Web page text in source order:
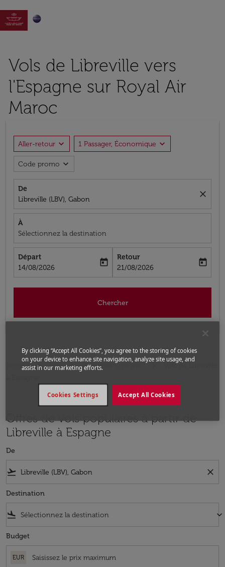

Vols de Libreville vers
l'Espagne sur Royal Air
Maroc
Aller-retour expand_more 1 Passager, Économique expand_more
Code promo expand_more
De
Libreville (LBV), Gabon
close
À
Sélectionnez la destination
Départ
fc-booking-departure-date-aria-label
14/08/2026
today
Retour
fc-booking-return-date-aria-label
21/08/2026
today
Chercher
Accueil Vols Vols pour Espagne
Vols de Libreville
Offres de vols populaires à partir de
Libreville à Espagne
De
flight_takeoff close
Destination
flight_land keyboard_arrow_down
Budget
EUR
By clicking “Accept All Cookies”, you agree to the storing of cookies
on your device to enhance site navigation, analyze site usage, and
assist in our marketing efforts.
Accept All Cookies
Cookies Settings